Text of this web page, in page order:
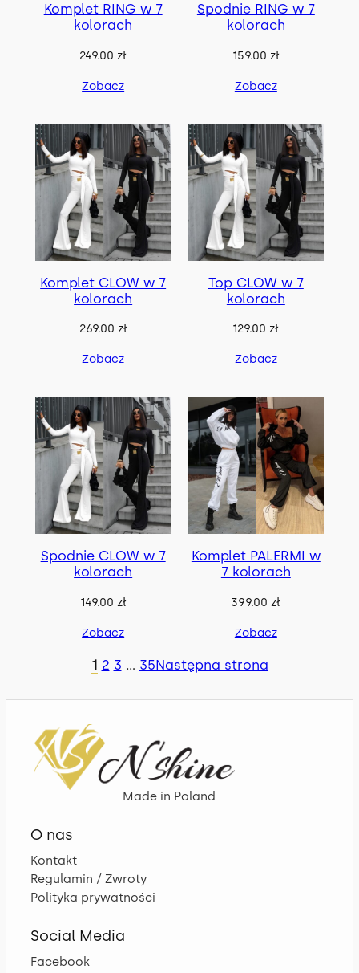
Komplet RING w 7
kolorach
249.00zł
Zobacz
Spodnie RING w 7
kolorach
159.00 zł
Zobacz
Komplet CLOW w 7
kolorach
269.00 zł
Zobacz
Top CLOW w 7
kolorach
129.00zł
Zobacz
Spodnie CLOW w 7
kolorach
149.00 zł
Zobacz
Komplet PALERMI w
7 kolorach
399.00zł
Zobacz
1 2 3 … 35Następna strona
Made in Poland
O nas
Kontakt
Regulamin / Zwroty
Polityka prywatności
Social Media
Facebook